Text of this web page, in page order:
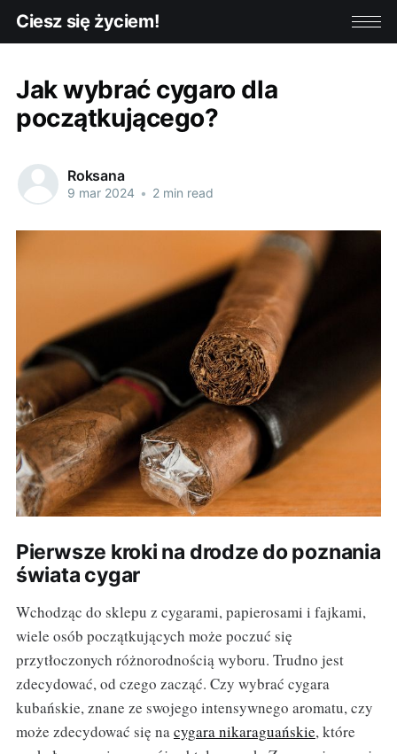
Ciesz się życiem!
Jak wybrać cygaro dla
początkującego?
Roksana
9 mar 2024 • 2 min read
Pierwsze kroki na drodze do poznania
świata cygar
Wchodząc do sklepu z cygarami, papierosami i fajkami,
wiele osób początkujących może poczuć się
przytłoczonych różnorodnością wyboru. Trudno jest
zdecydować, od czego zacząć. Czy wybrać cygara
kubańskie, znane ze swojego intensywnego aromatu, czy
może zdecydować się nacygara nikaraguańskie, które